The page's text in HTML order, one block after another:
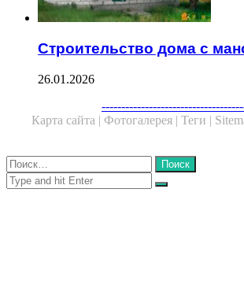
Строительство дома с
26.01.2026
Карта сайта | Фотогалерея | Теги |
Close
Найти:
Close
Search